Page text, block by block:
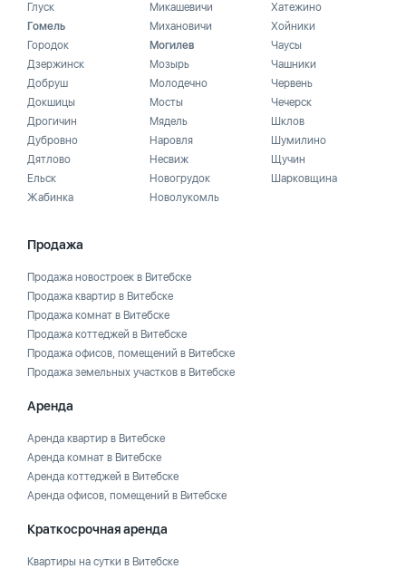
Глуск
Гомель
Городок
Дзержинск
Добруш
Докшицы
Дрогичин
Дубровно
Дятлово
Ельск
Жабинка
Микашевичи
Михановичи
Могилев
Мозырь
Молодечно
Мосты
Мядель
Наровля
Несвиж
Новогрудок
Новолукомль
Хатежино
Хойники
Чаусы
Чашники
Червень
Чечерск
Шклов
Шумилино
Щучин
Шарковщина
Продажа
Продажа новостроек в Витебске
Продажа квартир в Витебске
Продажа комнат в Витебске
Продажа коттеджей в Витебске
Продажа офисов, помещений в Витебске
Продажа земельных участков в Витебске
Аренда
Аренда квартир в Витебске
Аренда комнат в Витебске
Аренда коттеджей в Витебске
Аренда офисов, помещений в Витебске
Краткосрочная аренда
Квартиры на сутки в Витебске